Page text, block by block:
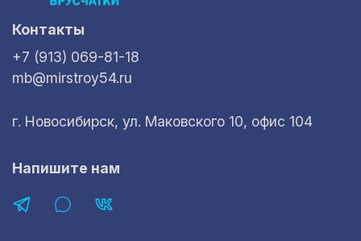
Контакты
+7 (913) 069-81-18
mb@mirstroy54.ru
г. Новосибирск, ул. Маковского 10, офис 104
Напишите нам